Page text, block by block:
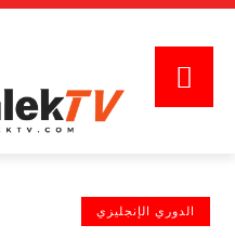
الدوري الإنجليزي